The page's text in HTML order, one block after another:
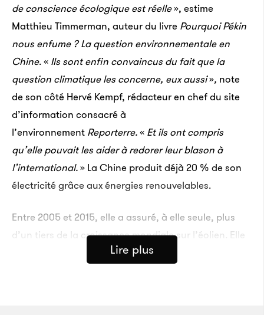
de conscience écologique est réelle», estime
Matthieu Timmerman, auteur du livre Pourquoi Pékin
nous enfume ? La question environnementale en
Chine. « Ils sont enfin convaincus du fait que la
question climatique les concerne, eux aussi», note
de son côté Hervé Kempf, rédacteur en chef du site
d’information consacré à
l’environnement Reporterre.« Et ils ont compris
qu’elle pouvait les aider à redorer leur blason à
l’international.» La Chine produit déjà 20 % de son
électricité grâce aux énergies renouvelables.
Entre 2005 et 2015, elle a assuré, à elle seule, plus
d’un tiers de la croissance mondiale sur l’éolien. Elle
a même détrôné l’Allemagne sur le solaire. Et c’est
Lire plus